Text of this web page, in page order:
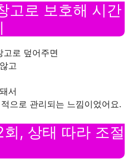
고로 보호해 시간
고로 덮어주면
고
서
으로 관리되는 느낌이었어요.
, 상태 따라 조절